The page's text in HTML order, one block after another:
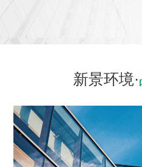
新景环境·